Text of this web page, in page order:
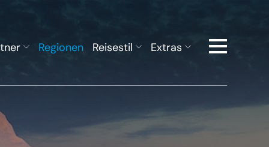
Regionen Reisestil Extras